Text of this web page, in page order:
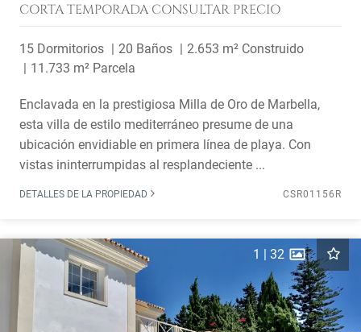
CORTA TEMPORADA CONSULTAR PRECIO
15 Dormitorios 20 Baños
2.653 m² Construido
11.733 m² Parcela
Enclavada en la prestigiosa Milla de Oro de Marbella,
esta villa de estilo mediterráneo presume de una
ubicación envidiable en primera línea de playa. Con
vistas ininterrumpidas al resplandeciente ...
DETALLES DE LA PROPIEDAD CSR01156R
1 | 32